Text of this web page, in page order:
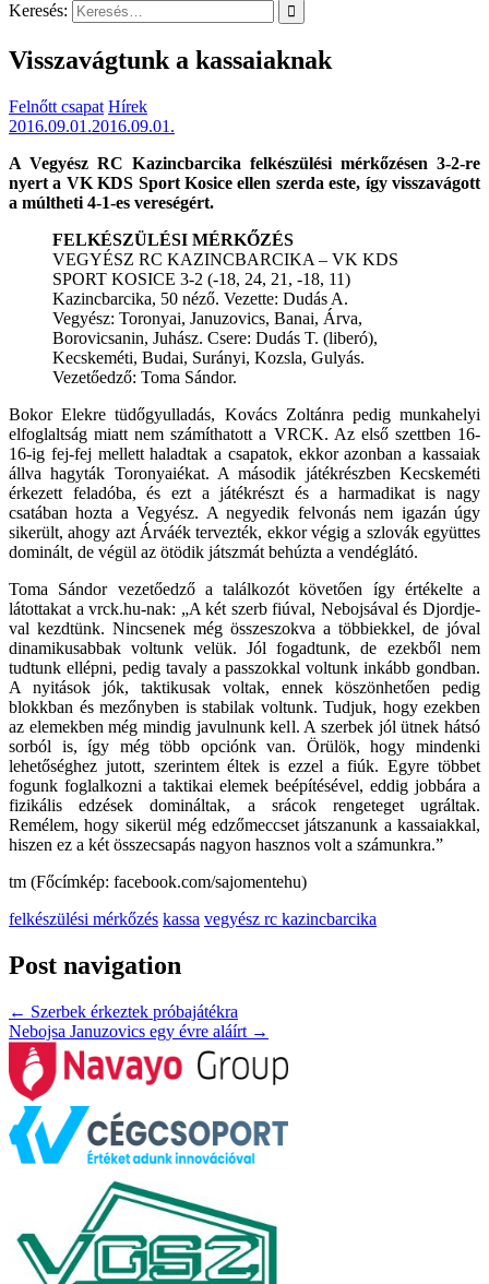
Keresés:
Visszavágtunk a kassaiaknak
Felnőtt csapat Hírek
2016.09.01.2016.09.01.
A Vegyész RC Kazincbarcika felkészülési mérkőzésen 3-2-re
nyert a VK KDS Sport Kosice ellen szerda este, így visszavágott
a múltheti 4-1-es vereségért.
FELKÉSZÜLÉSI MÉRKŐZÉS
VEGYÉSZ RC KAZINCBARCIKA – VK KDS
SPORT KOSICE 3-2 (-18, 24, 21, -18, 11)
Kazincbarcika, 50 néző. Vezette: Dudás A.
Vegyész: Toronyai, Januzovics, Banai, Árva,
Borovicsanin, Juhász. Csere: Dudás T. (liberó),
Kecskeméti, Budai, Surányi, Kozsla, Gulyás.
Vezetőedző: Toma Sándor.
Bokor Elekre tüdőgyulladás, Kovács Zoltánra pedig munkahelyi
elfoglaltság miatt nem számíthatott a VRCK. Az első szettben 16-
16-ig fej-fej mellett haladtak a csapatok, ekkor azonban a kassaiak
állva hagyták Toronyaiékat. A második játékrészben Kecskeméti
érkezett feladóba, és ezt a játékrészt és a harmadikat is nagy
csatában hozta a Vegyész. A negyedik felvonás nem igazán úgy
sikerült, ahogy azt Árváék tervezték, ekkor végig a szlovák együttes
dominált, de végül az ötödik játszmát behúzta a vendéglátó.
Toma Sándor vezetőedző a találkozót követően így értékelte a
látottakat a vrck.hu-nak: „A két szerb fiúval, Nebojsával és Djordje-
val kezdtünk. Nincsenek még összeszokva a többiekkel, de jóval
dinamikusabbak voltunk velük. Jól fogadtunk, de ezekből nem
tudtunk ellépni, pedig tavaly a passzokkal voltunk inkább gondban.
A nyitások jók, taktikusak voltak, ennek köszönhetően pedig
blokkban és mezőnyben is stabilak voltunk. Tudjuk, hogy ezekben
az elemekben még mindig javulnunk kell. A szerbek jól ütnek hátsó
sorból is, így még több opciónk van. Örülök, hogy mindenki
lehetőséghez jutott, szerintem éltek is ezzel a fiúk. Egyre többet
fogunk foglalkozni a taktikai elemek beépítésével, eddig jobbára a
fizikális edzések domináltak, a srácok rengeteget ugráltak.
Remélem, hogy sikerül még edzőmeccset játszanunk a kassaiakkal,
hiszen ez a két összecsapás nagyon hasznos volt a számunkra.”
tm (Főcímkép: facebook.com/sajomentehu)
felkészülési mérkőzés kassa vegyész rc kazincbarcika
Post navigation
← Szerbek érkeztek próbajátékra
Nebojsa Januzovics egy évre aláírt →